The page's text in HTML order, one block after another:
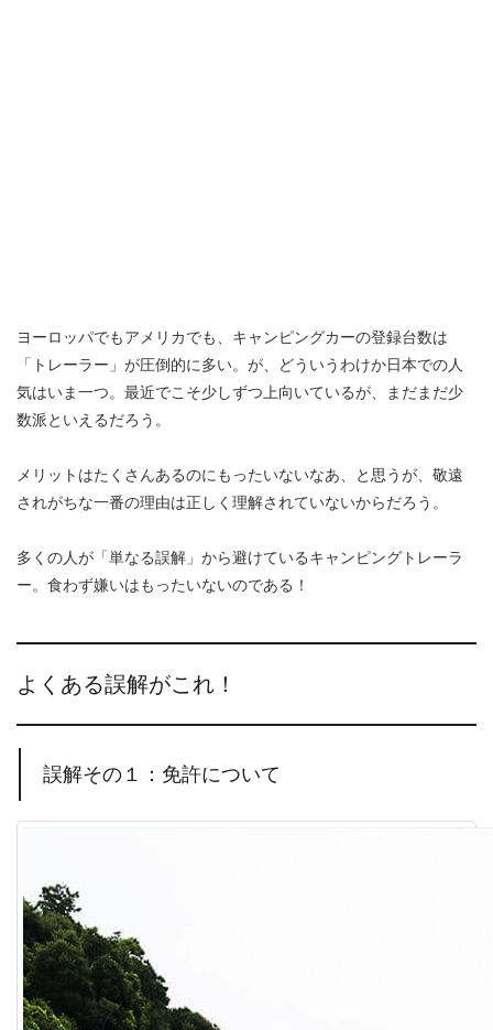
ヨーロッパでもアメリカでも、キャンピングカーの登録台数は
「トレーラー」が圧倒的に多い。が、どういうわけか日本での人
気はいま一つ。最近でこそ少しずつ上向いているが、まだまだ少
数派といえるだろう。
メリットはたくさんあるのにもったいないなあ、と思うが、敬遠
されがちな一番の理由は正しく理解されていないからだろう。
多くの人が「単なる誤解」から避けているキャンピングトレーラ
ー。食わず嫌いはもったいないのである！
よくある誤解がこれ！
誤解その１：免許について